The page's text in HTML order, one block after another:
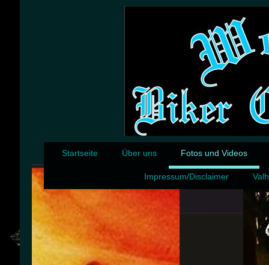
Startseite Über uns Fotos und Videos
Impressum/Disclaimer